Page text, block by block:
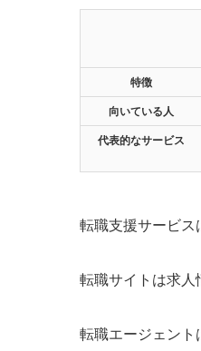
特徴
向いている人
代表的なサービス
転職支援サービス
転職サイトは求人
転職エージェント